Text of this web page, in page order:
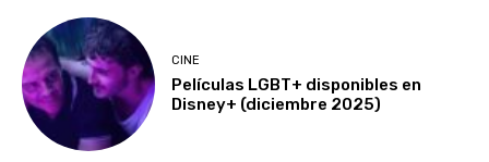
CINE
Películas LGBT+ disponibles en
Disney+ (diciembre 2025)